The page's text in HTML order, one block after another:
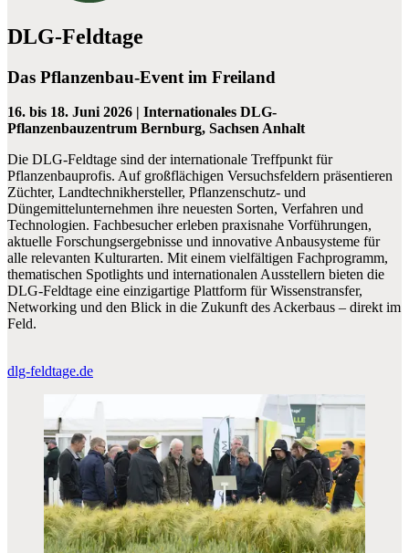
DLG-Feldtage
Das Pflanzenbau-Event im Freiland
16. bis 18. Juni 2026 | Internationales DLG-
Pflanzenbauzentrum Bernburg, Sachsen Anhalt
Die DLG-Feldtage sind der internationale Treffpunkt für
Pflanzenbauprofis. Auf großflächigen Versuchsfeldern präsentieren
Züchter, Landtechnikhersteller, Pflanzenschutz- und
Düngemittelunternehmen ihre neuesten Sorten, Verfahren und
Technologien. Fachbesucher erleben praxisnahe Vorführungen,
aktuelle Forschungsergebnisse und innovative Anbausysteme für
alle relevanten Kulturarten. Mit einem vielfältigen Fachprogramm,
thematischen Spotlights und internationalen Ausstellern bieten die
DLG-Feldtage eine einzigartige Plattform für Wissenstransfer,
Networking und den Blick in die Zukunft des Ackerbaus – direkt im
Feld.
dlg-feldtage.de